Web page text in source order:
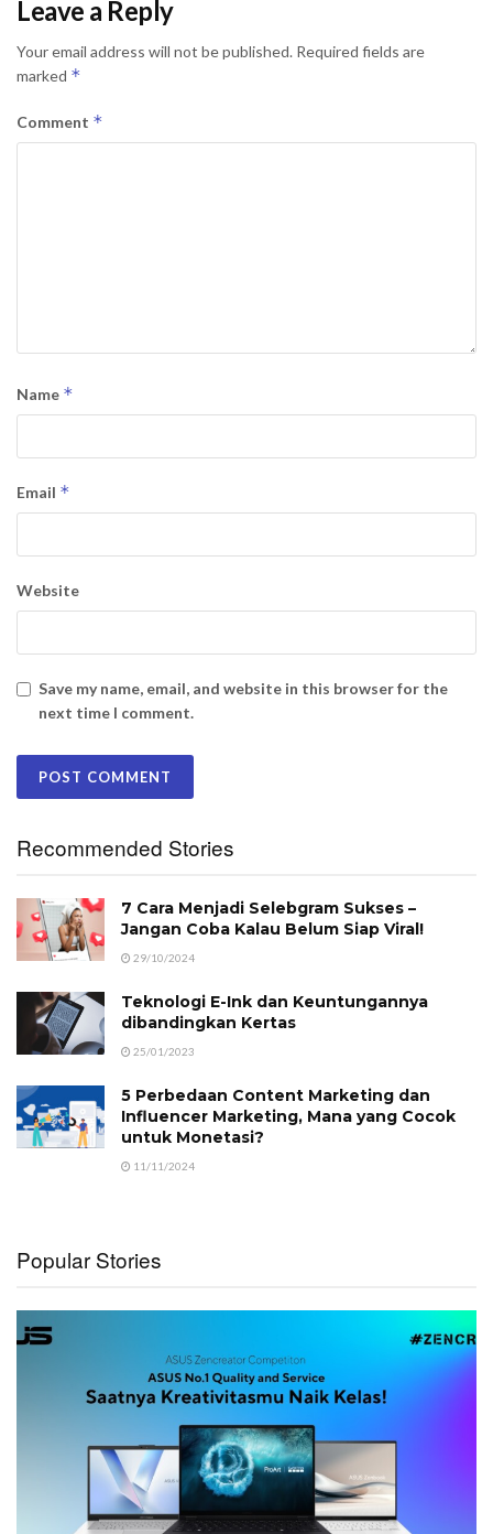
Leave a Reply
Your email address will not be published. Required fields are
marked *
Comment *
Name *
Email *
Website
Save my name, email, and website in this browser for the
next time I comment.
Recommended Stories
7 Cara Menjadi Selebgram Sukses –
Jangan Coba Kalau Belum Siap Viral!
29/10/2024
Teknologi E-Ink dan Keuntungannya
dibandingkan Kertas
25/01/2023
5 Perbedaan Content Marketing dan
Influencer Marketing, Mana yang Cocok
untuk Monetasi?
11/11/2024
Popular Stories